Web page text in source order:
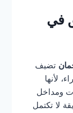
في
تضيف
لأنها
ومداخل
لا تكتمل